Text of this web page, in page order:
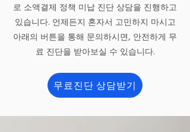
로 소액결제 정책 미납 진단 상담을 진행하고
있습니다. 언제든지 혼자서 고민하지 마시고
아래의 버튼을 통해 문의하시면, 안전하게 무
료 진단을 받아보실 수 있습니다.
무료진단 상담받기